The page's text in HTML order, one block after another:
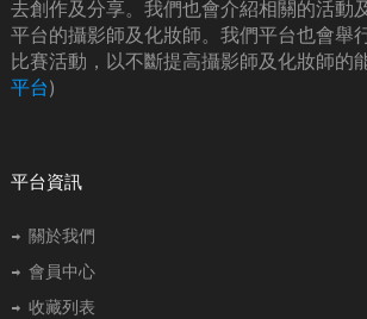
去創作及分享。我們也會介紹相關的活動
平台的攝影師及化妝師。我們平台也會舉
比賽活動，以不斷提高攝影師及化妝師的
平台)
平台資訊
關於我們
會員中心
收藏列表